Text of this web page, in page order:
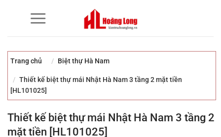
Trang chủ Biệt thự Hà Nam
Thiết kế biệt thự mái Nhật Hà Nam 3 tầng 2 mặt tiền
[HL101025]
Thiết kế biệt thự mái Nhật Hà Nam 3 tầng 2
mặt tiền [HL101025]